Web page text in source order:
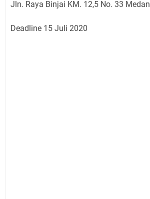
Jln. Raya Binjai KM. 12,5 No. 33 Medan
Deadline 15 Juli 2020